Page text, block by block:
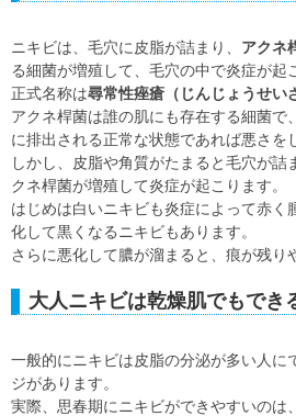
ニキビは、毛穴に皮脂が詰まり、 アクネ
る細菌が増殖して、毛穴の中で炎症が起
正式名称は尋常性痤瘡（じんじょうせい
アクネ桿菌は誰の肌にも存在する細菌で
に排出される正常な状態であれば悪さを
しかし、皮脂や角質がたまると毛穴が詰
クネ桿菌が増殖して炎症が起こります。
はじめは白いニキビも炎症によって赤く
化して黒くなるニキビもあります。
さらに悪化して膿が溜まると、痕が残り
大人ニキビは乾燥肌でもでき
一般的にニキビは皮脂の分泌が多い人に
ジがあります。
実際、思春期にニキビができやすいのは